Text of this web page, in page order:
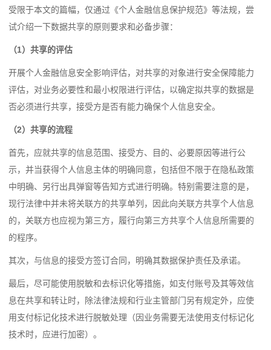
受限于本文的篇幅，仅通过《个人金融信息保护规范》等法规，尝
试介绍一下数据共享的原则要求和必备步骤：
（1）共享的评估
开展个人金融信息安全影响评估，对共享的对象进行安全保障能力
评估，对业务必要性和最小权限进行评估，以确定拟共享的数据是
否必须进行共享，接受方是否有能力确保个人信息安全。
（2）共享的流程
首先，应就共享的信息范围、接受方、目的、必要原因等进行公
示，并当获得个人信息主体的明确同意，包括但不限于在隐私政策
中明确、另行出具弹窗等告知方式进行明确。特别需要注意的是，
现行法律中并未将关联方的共享单列，因此向关联方共享个人信息
的，关联方也应视为第三方，履行向第三方共享个人信息所需要的
的程序。
其次，与信息的接受方签订合同，明确其数据保护责任及承诺。
最后，尽可能使用脱敏和去标识化等措施，如支付账号及其等效信
息在共享和转让时，除法律法规和行业主管部门另有规定外，应使
用支付标记化技术进行脱敏处理（因业务需要无法使用支付标记化
技术时，应进行加密）。